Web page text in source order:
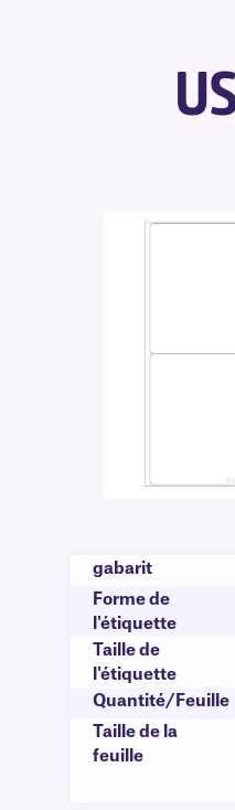
gabarit
Forme de
l'étiquette
Taille de
l'étiquette
Quantité/Feuille
Taille de la
feuille